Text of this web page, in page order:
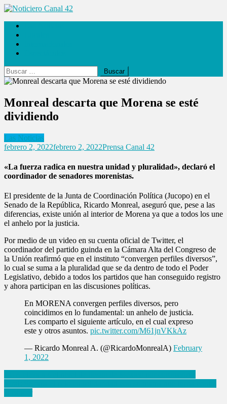
Saltar
contenido
Noticiero Canal 42
Buscar:
Monreal descarta que Morena se esté
dividiendo
Las Noticias
febrero 2, 2022febrero 2, 2022Prensa Canal 42
«La fuerza radica en nuestra unidad y pluralidad», declaró el
coordinador de senadores morenistas.
El presidente de la Junta de Coordinación Política (Jucopo) en el
Senado de la República, Ricardo Monreal, aseguró que, pese a las
diferencias, existe unión al interior de Morena ya que a todos los une
el anhelo por la justicia.
Por medio de un video en su cuenta oficial de Twitter, el
coordinador del partido guinda en la Cámara Alta del Congreso de
la Unión reafirmó que en el instituto “convergen perfiles diversos”,
lo cual se suma a la pluralidad que se da dentro de todo el Poder
Legislativo, debido a todos los partidos que han conseguido registro
y ahora participan en las discusiones políticas.
En MORENA convergen perfiles diversos, pero
coincidimos en lo fundamental: un anhelo de justicia.
Les comparto el siguiente artículo, en el cual expreso
este y otros asuntos. pic.twitter.com/M61jnVKkAz
— Ricardo Monreal A. (@RicardoMonrealA) February
1, 2022
Navegación
de